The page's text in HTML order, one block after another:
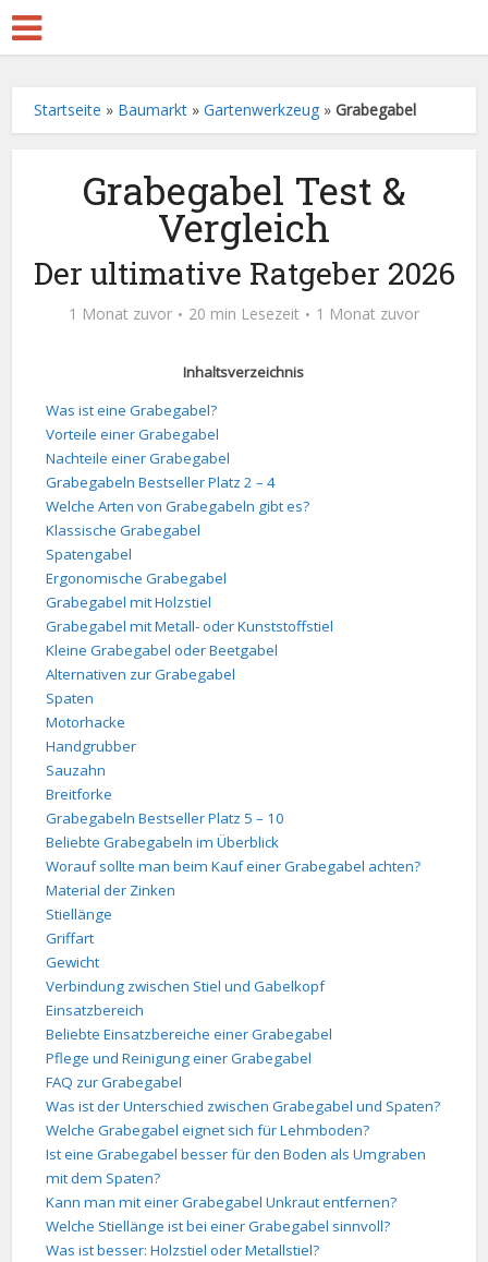
Startseite » Baumarkt »Gartenwerkzeug »Grabegabel
Grabegabel Test &
Vergleich
Der ultimative Ratgeber 2026
1 Monat zuvor 20 min Lesezeit 1 Monat zuvor
Inhaltsverzeichnis
Was ist eine Grabegabel?
Vorteile einer Grabegabel
Nachteile einer Grabegabel
Grabegabeln Bestseller Platz 2 – 4
Welche Arten von Grabegabeln gibt es?
Klassische Grabegabel
Spatengabel
Ergonomische Grabegabel
Grabegabel mit Holzstiel
Grabegabel mit Metall- oder Kunststoffstiel
Kleine Grabegabel oder Beetgabel
Alternativen zur Grabegabel
Spaten
Motorhacke
Handgrubber
Sauzahn
Breitforke
Grabegabeln Bestseller Platz 5 – 10
Beliebte Grabegabeln im Überblick
Worauf sollte man beim Kauf einer Grabegabel achten?
Material der Zinken
Stiellänge
Griffart
Gewicht
Verbindung zwischen Stiel und Gabelkopf
Einsatzbereich
Beliebte Einsatzbereiche einer Grabegabel
Pflege und Reinigung einer Grabegabel
FAQ zur Grabegabel
Was ist der Unterschied zwischen Grabegabel und Spaten?
Welche Grabegabel eignet sich für Lehmboden?
Ist eine Grabegabel besser für den Boden als Umgraben
mit dem Spaten?
Kann man mit einer Grabegabel Unkraut entfernen?
Welche Stiellänge ist bei einer Grabegabel sinnvoll?
Was ist besser: Holzstiel oder Metallstiel?